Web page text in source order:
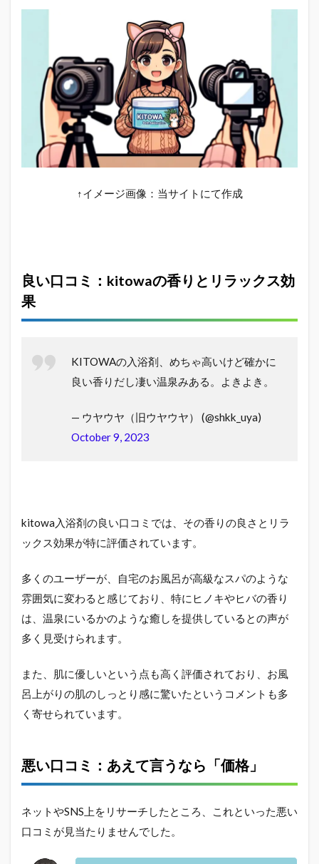
↑イメージ画像：当サイトにて作成
良い口コミ：kitowaの香りとリラックス効
果
KITOWAの入浴剤、めちゃ高いけど確かに
良い香りだし凄い温泉みある。よきよき。
— ウヤウヤ（旧ウヤウヤ） (@shkk_uya)
October 9, 2023
kitowa入浴剤の良い口コミでは、その香りの良さとリラ
ックス効果が特に評価されています。
多くのユーザーが、自宅のお風呂が高級なスパのような
雰囲気に変わると感じており、特にヒノキやヒバの香り
は、温泉にいるかのような癒しを提供しているとの声が
多く見受けられます。
また、肌に優しいという点も高く評価されており、お風
呂上がりの肌のしっとり感に驚いたというコメントも多
く寄せられています。
悪い口コミ：あえて言うなら「価格」
ネットやSNS上をリサーチしたところ、これといった悪い
口コミが見当たりませんでした。